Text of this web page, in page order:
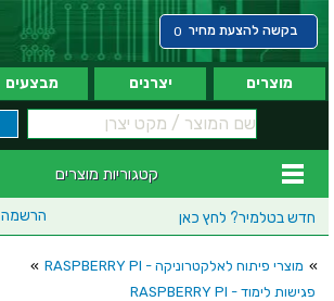
בקשה להצעת מחיר 0
מוצרים יצרנים מבצעים
קטגוריות מוצרים
חדש בטלמיר? לחץ כאן הרשמה
» מוצרי פיתוח לאלקטרוניקה - RASPBERRY PI
»
פגישות לימוד - RASPBERRY PI